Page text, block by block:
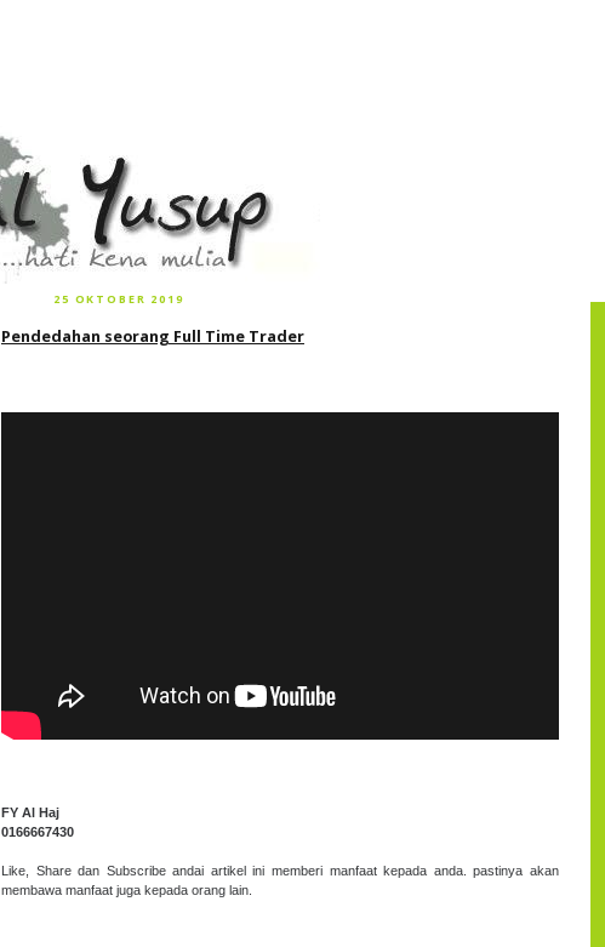
25 OKTOBER 2019
Pendedahan seorang Full Time Trader
FY Al Haj
0166667430
Like, Share dan Subscribe andai artikel ini memberi manfaat kepada anda. pastinya akan
membawa manfaat juga kepada orang lain.